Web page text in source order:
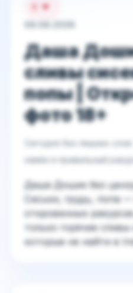
09.06.2026
Даша
сливы
попы |
фото 18+
Сегодня без лишних
намёк и правильный
Даша Дошик без
Сиськи, грудь, попа
откровенных
только горячие
которые не найти в